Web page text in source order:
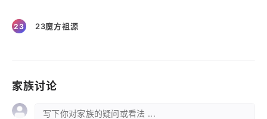
23 23魔方祖源
家族讨论
写下你对家族的疑问或看法 ...